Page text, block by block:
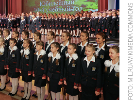
FOTO: MIL.RU/WIKIMEDIA COMMONS